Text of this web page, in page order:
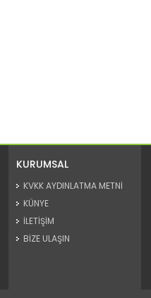
KURUMSAL
KVKK AYDINLATMA METNİ
KÜNYE
İLETİŞİM
BİZE ULAŞIN